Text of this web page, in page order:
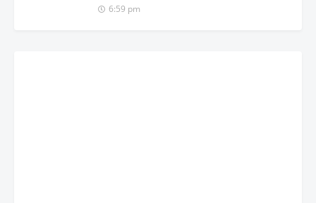
6:59 pm